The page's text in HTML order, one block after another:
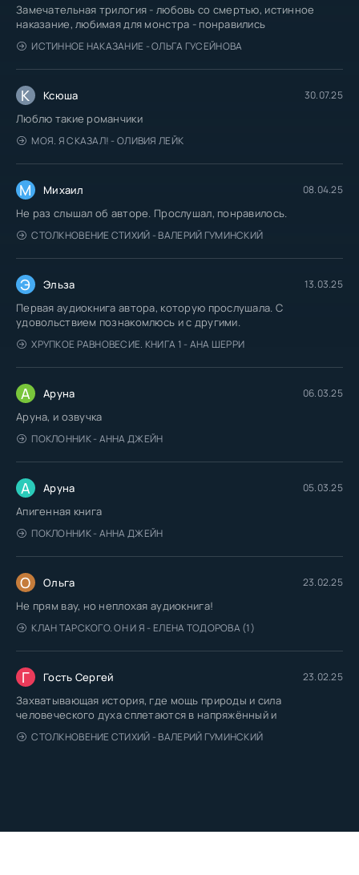
Замечательная трилогия - любовь со смертью, истинное
наказание, любимая для монстра - понравились
ИСТИННОЕ НАКАЗАНИЕ - ОЛЬГА ГУСЕЙНОВА
К Ксюша 30.07.25
Люблю такие романчики
МОЯ. Я СКАЗАЛ! - ОЛИВИЯ ЛЕЙК
М Михаил 08.04.25
Не раз слышал об авторе. Прослушал, понравилось.
СТОЛКНОВЕНИЕ СТИХИЙ - ВАЛЕРИЙ ГУМИНСКИЙ
Э Эльза 13.03.25
Первая аудиокнига автора, которую прослушала. С
удовольствием познакомлюсь и с другими.
ХРУПКОЕ РАВНОВЕСИЕ. КНИГА 1 - АНА ШЕРРИ
А Аруна 06.03.25
Аруна, и озвучка
ПОКЛОННИК - АННА ДЖЕЙН
А Аруна 05.03.25
Апигенная книга
ПОКЛОННИК - АННА ДЖЕЙН
О Ольга 23.02.25
Не прям вау, но неплохая аудиокнига!
КЛАН ТАРСКОГО. ОН И Я - ЕЛЕНА ТОДОРОВА (1)
Г Гость Сергей 23.02.25
Захватывающая история, где мощь природы и сила
человеческого духа сплетаются в напряжённый и
СТОЛКНОВЕНИЕ СТИХИЙ - ВАЛЕРИЙ ГУМИНСКИЙ